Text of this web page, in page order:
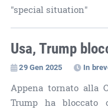
"special situation"
Usa, Trump
29 Gen 2025 In
Appena tornato alla
Trump ha